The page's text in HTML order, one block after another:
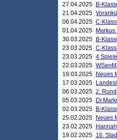
27.04.2025
B-
21.04.2025
06.04.2025 C-
01.04.2025
30.03.2025
B-
23.03.2025 C-
23.03.2025 4
22.03.2025
19.03.2025
Neues
17.03.2025
06.03.2025 2.
05.03.2025
02.03.2025
B-
25.02.2025
Neues
23.02.2025
19.02.2025 16.